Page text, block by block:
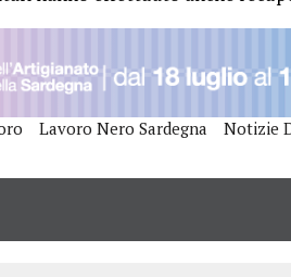
Lavoro Nero Sardegna Notizie